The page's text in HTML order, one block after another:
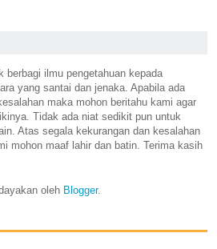
berbagi ilmu pengetahuan kepada
yang santai dan jenaka. Apabila ada
maka mohon beritahu kami agar
Tidak ada niat sedikit pun untuk
Atas segala kekurangan dan kesalahan
mohon maaf lahir dan batin. Terima kasih
oleh Blogger.